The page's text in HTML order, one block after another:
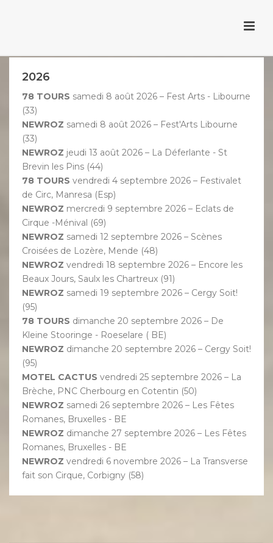
2026
78 TOURS samedi 8 août 2026 – Fest Arts - Libourne
(33)
NEWROZ samedi 8 août 2026 – Fest'Arts Libourne
(33)
NEWROZ jeudi 13 août 2026 – La Déferlante - St
Brevin les Pins (44)
78 TOURS vendredi 4 septembre 2026 – Festivalet
de Circ, Manresa (Esp)
NEWROZ mercredi 9 septembre 2026 – Eclats de
Cirque -Ménival (69)
NEWROZ samedi 12 septembre 2026 – Scènes
Croisées de Lozère, Mende (48)
NEWROZ vendredi 18 septembre 2026 – Encore les
Beaux Jours, Saulx les Chartreux (91)
NEWROZ samedi 19 septembre 2026 – Cergy Soit!
(95)
78 TOURS dimanche 20 septembre 2026 – De
Kleine Stooringe - Roeselare ( BE)
NEWROZ dimanche 20 septembre 2026 – Cergy Soit!
(95)
MOTEL CACTUS vendredi 25 septembre 2026 – La
Brèche, PNC Cherbourg en Cotentin (50)
NEWROZ samedi 26 septembre 2026 – Les Fêtes
Romanes, Bruxelles - BE
NEWROZ dimanche 27 septembre 2026 – Les Fêtes
Romanes, Bruxelles - BE
NEWROZ vendredi 6 novembre 2026 – La Transverse
fait son Cirque, Corbigny (58)